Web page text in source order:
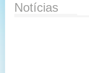
Notícias